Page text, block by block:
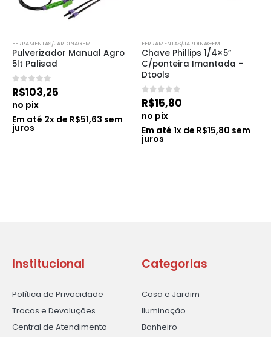
FERRAMENTAS/JARDINAGEM
Pulverizador Manual Agro
5lt Palisad
0de 5
R$103,25
no pix
Em até 2x de R$51,63 sem
juros
FERRAMENTAS/JARDINAGEM
Chave Phillips 1/4×5”
C/ponteira Imantada –
Dtools
0de 5
R$15,80
no pix
Em até 1x de R$15,80 sem
juros
Institucional
Política de Privacidade
Trocas e Devoluções
Central de Atendimento
Categorias
Casa e Jardim
Iluminação
Banheiro